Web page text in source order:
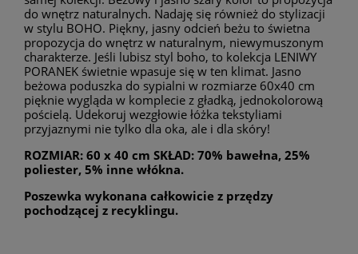
do wnętrz naturalnych. Nadaję się również do stylizacji
w stylu BOHO. Piękny, jasny odcień beżu to świetna
propozycja do wnętrz w naturalnym, niewymuszonym
charakterze. Jeśli lubisz styl boho, to kolekcja LENIWY
PORANEK świetnie wpasuje się w ten klimat. Jasno
beżowa poduszka do sypialni w rozmiarze 60x40 cm
pięknie wygląda w komplecie z gładką, jednokolorową
pościelą. Udekoruj wezgłowie łóżka tekstyliami
przyjaznymi nie tylko dla oka, ale i dla skóry!
ROZMIAR: 60 x 40 cm SKŁAD: 70% bawełna, 25%
poliester, 5% inne włókna.
Poszewka wykonana całkowicie z przędzy
pochodzącej z recyklingu.